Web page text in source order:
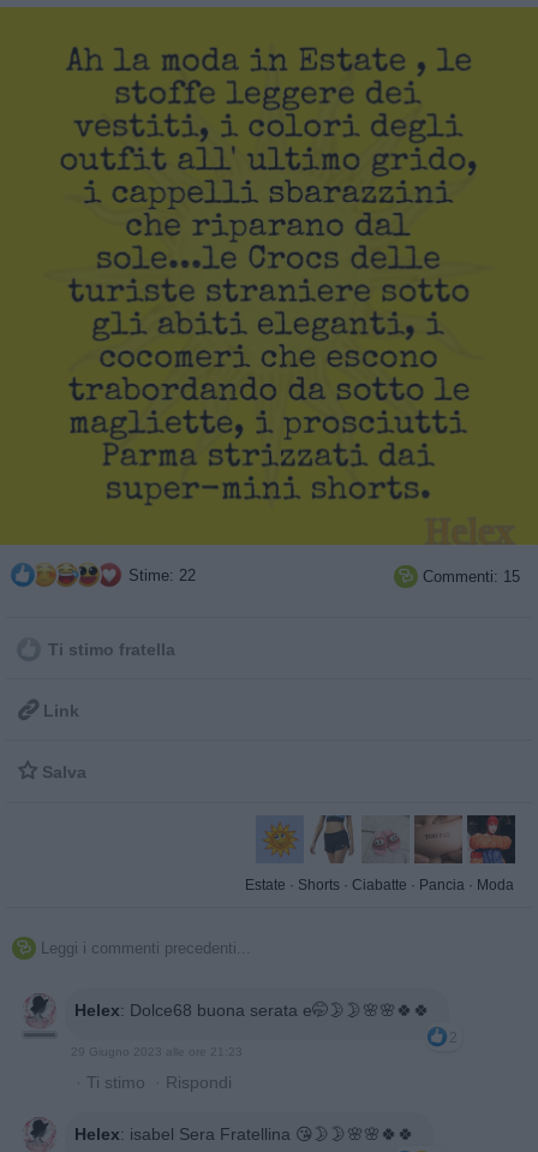
Stime: 22  Commenti: 15
Ti stimo fratella
 Link
 Salva
Estate · Shorts · Ciabatte · Pancia · Moda
 Leggi i commenti precedenti...
Helex: Dolce68 buona serata e🤭🌛🌛🌸🌸🍀🍀
2
29 Giugno 2023 alle ore 21:23
· Ti stimo · Rispondi
Helex: isabel Sera Fratellina 😘🌛🌛🌸🌸🍀🍀